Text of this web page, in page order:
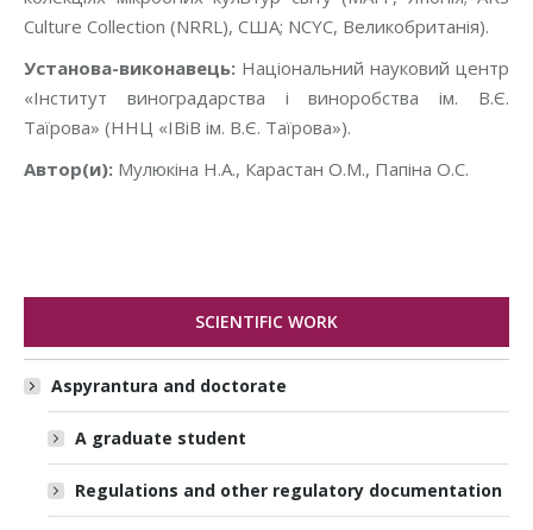
Culture Collection (NRRL), США; NCYC, Великобританія).
Установа-виконавець: Національний науковий центр
«Інститут виноградарства і виноробства ім. В.Є.
Таїрова» (ННЦ «ІВіВ ім. В.Є. Таїрова»).
Автор(и): Мулюкіна Н.А., Карастан О.М., Папіна О.С.
SCIENTIFIC WORK
Aspyrantura and doctorate
A graduate student
Regulations and other regulatory documentation